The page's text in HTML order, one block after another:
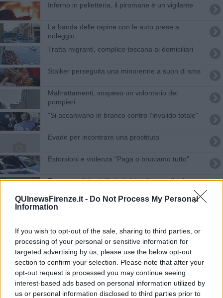
QUInewsFirenze.it - Do Not Process My Personal
Information
If you wish to opt-out of the sale, sharing to third parties, or
processing of your personal or sensitive information for
targeted advertising by us, please use the below opt-out
section to confirm your selection. Please note that after your
opt-out request is processed you may continue seeing
interest-based ads based on personal information utilized by
us or personal information disclosed to third parties prior to
Inferno in pelletteria, il piromane è un vigilante
La banda delle rapine con le auto prese a
noleggio
Tratta migranti, complice toscana ai domiciliari
Stalker perseguita una minorenne a suon di sms
Maltrattamenti, sospeso un volontario dei
pompieri
"Si accanivano in branco contro l'invalido totale"
Evade per incontrare una prostituta
Estorsioni e violenza "Paga o bruciamo tutto"
Tangenti, ai domiciliari altri due imprenditori
Spacciava marijuana a minorenni, arrestato
Comprata per 50mila euro e ridotta in schiavitù
Investe con l'auto il presunto amante della moglie
Pedofilia, ai domiciliari l'assistente sociale